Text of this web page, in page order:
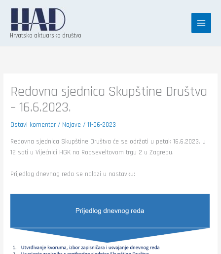
content
Hrvatsko aktuarsko društvo
Redovna sjednica Skupštine Društva
– 16.6.2023.
Ostavi komentar / Najave /11-06-2023
Redovna sjednica Skupštine Društva će se održati u petak 16.6.2023. u
12 sati u Vijećnici HGK na Rooseveltovom trgu 2 u Zagrebu.
Prijedlog dnevnog reda se nalazi u nastavku:
K
t
r
e